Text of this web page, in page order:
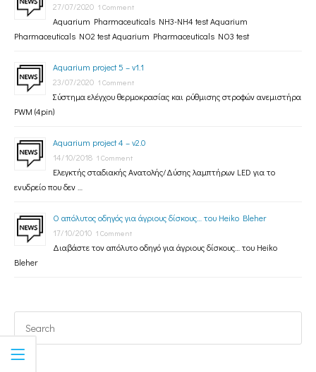
27/07/2020 1 Comment
Aquarium Pharmaceuticals NH3-NH4 test Aquarium
Pharmaceuticals NO2 test Aquarium Pharmaceuticals NO3 test
Aquarium project 5 – v1.1
23/07/2020 1 Comment
Σύστημα ελέγχου θερμοκρασίας και ρύθμισης στροφών ανεμιστήρα
PWM (4pin)
Aquarium project 4 – v2.0
14/10/2018 1 Comment
Ελεγκτής σταδιακής Ανατολής/Δύσης λαμπτήρων LED για το
ενυδρείο που δεν …
Ο απόλυτος οδηγός για άγριους δίσκους… του Heiko Bleher
17/10/2010 1 Comment
Διαβάστε τον απόλυτο οδηγό για άγριους δίσκους… του Heiko
Bleher